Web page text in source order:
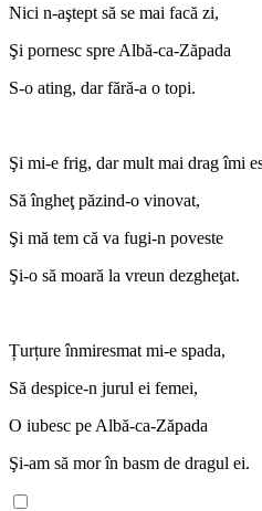
Nici n-aştept să se mai facă zi,
Şi pornesc spre Albă-ca-Zăpada
S-o ating, dar fără-a o topi.
Şi mi-e frig, dar mult mai drag îmi
Să îngheţ păzind-o vinovat,
Şi mă tem că va fugi-n poveste
Şi-o să moară la vreun dezgheţat.
Țurțure înmiresmat mi-e spada,
Să despice-n jurul ei femei,
O iubesc pe Albă-ca-Zăpada
Şi-am să mor în basm de dragul ei.